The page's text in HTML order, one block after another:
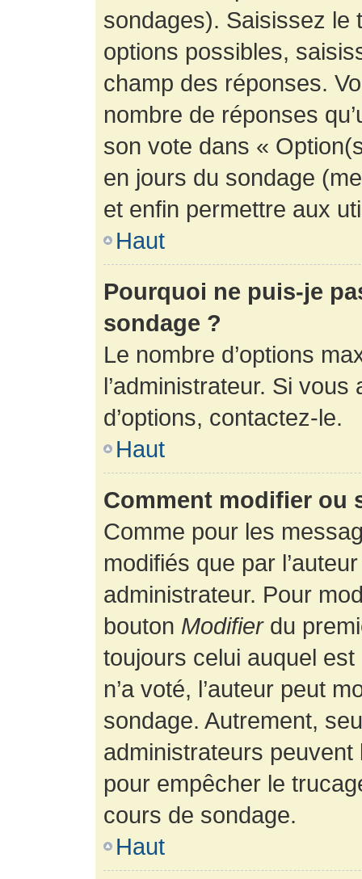
sondages). Saisissez le
options possibles,
champ des réponses.
nombre de réponses
son vote dans «
en jours du sondage
et enfin permettre aux
Haut
Pourquoi ne puis-je
sondage ?
Le nombre d’options
l’administrateur. Si
d’options, contactez-le.
Haut
Comment modifier ou
Comme pour les
modifiés que par
administrateur. Pour
bouton Modifierdu
toujours celui auquel
n’a voté, l’auteur peut
sondage. Autrement,
administrateurs
pour empêcher le
cours de sondage.
Haut